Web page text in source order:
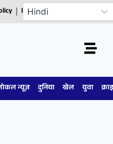
Disclaimer
न्यूज़ दुनिया खेल युवा